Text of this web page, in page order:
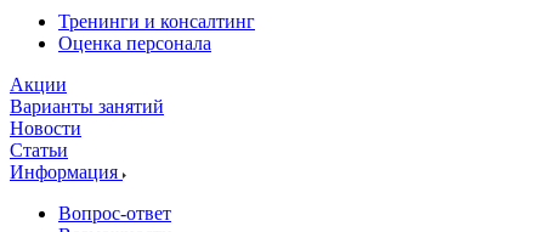
Тренинги и консалтинг
Оценка персонала
Акции
Варианты занятий
Новости
Статьи
Информация
Вопрос-ответ